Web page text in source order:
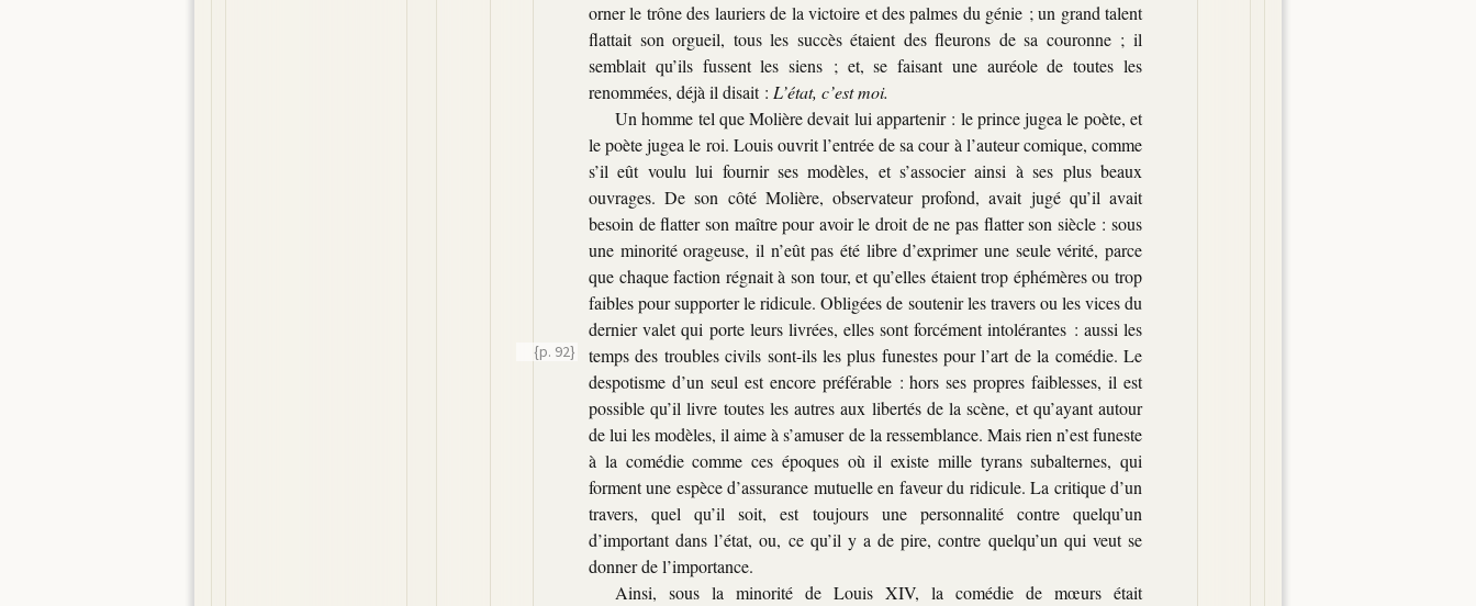
orner le trône des lauriers de la victoire et des palmes du génie ; un grand talent
flattait son orgueil, tous les succès étaient des fleurons de sa couronne ; il
semblait qu’ils fussent les siens ; et, se faisant une auréole de toutes les
renommées, déjà il disait : L’état, c’est moi.
Un homme tel que Molière devait lui appartenir : le prince jugea le poète, et
le poète jugea le roi. Louis ouvrit l’entrée de sa cour à l’auteur comique, comme
s’il eût voulu lui fournir ses modèles, et s’associer ainsi à ses plus beaux
ouvrages. De son côté Molière, observateur profond, avait jugé qu’il avait
besoin de flatter son maître pour avoir le droit de ne pas flatter son siècle : sous
une minorité orageuse, il n’eût pas été libre d’exprimer une seule vérité, parce
que chaque faction régnait à son tour, et qu’elles étaient trop éphémères ou trop
faibles pour supporter le ridicule. Obligées de soutenir les travers ou les vices du
dernier valet qui porte leurs livrées, elles sont forcément intolérantes : aussi les
temps des troubles civils sont-ils les plus funestes pour l’art de la
{p. 92}
comédie. Le
despotisme d’un seul est encore préférable : hors ses propres faiblesses, il est
possible qu’il livre toutes les autres aux libertés de la scène, et qu’ayant autour
de lui les modèles, il aime à s’amuser de la ressemblance. Mais rien n’est funeste
à la comédie comme ces époques où il existe mille tyrans subalternes, qui
forment une espèce d’assurance mutuelle en faveur du ridicule. La critique d’un
travers, quel qu’il soit, est toujours une personnalité contre quelqu’un
d’important dans l’état, ou, ce qu’il y a de pire, contre quelqu’un qui veut se
donner de l’importance.
Ainsi, sous la minorité de Louis XIV, la comédie de mœurs était